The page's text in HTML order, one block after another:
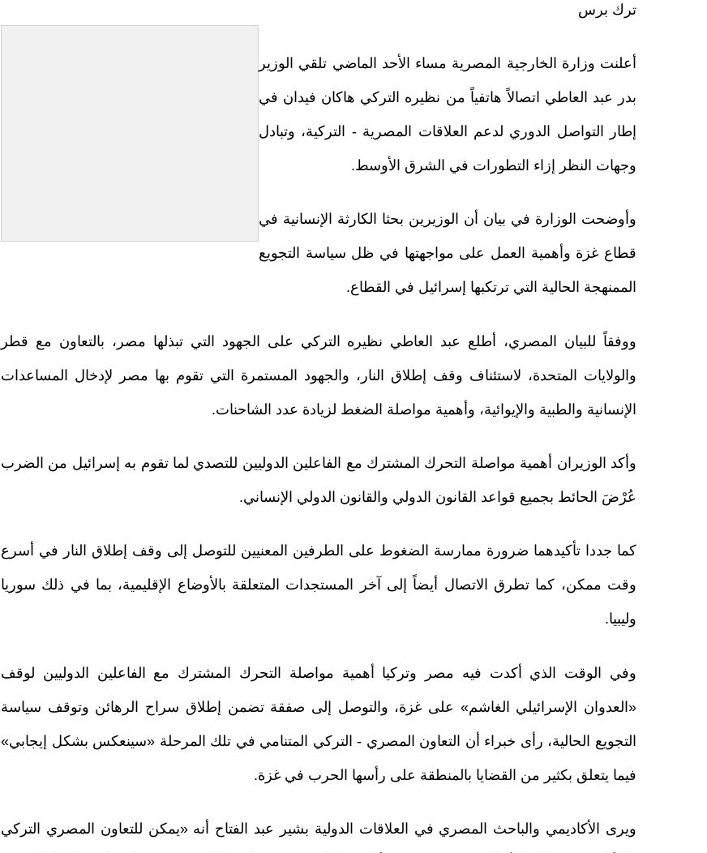
ترك برس
أعلنت وزارة الخارجية المصرية مساء الأحد الماضي تلقي الوزير
بدر عبد العاطي اتصالاً هاتفياً من نظيره التركي هاكان فيدان في
إطار التواصل الدوري لدعم العلاقات المصرية - التركية، وتبادل
وجهات النظر إزاء التطورات في الشرق الأوسط.
وأوضحت الوزارة في بيان أن الوزيرين بحثا الكارثة الإنسانية في
قطاع غزة وأهمية العمل على مواجهتها في ظل سياسة التجويع
الممنهجة الحالية التي ترتكبها إسرائيل في القطاع.
ووفقاً للبيان المصري، أطلع عبد العاطي نظيره التركي على الجهود التي تبذلها مصر، بالتعاون مع قطر
والولايات المتحدة، لاستئناف وقف إطلاق النار، والجهود المستمرة التي تقوم بها مصر لإدخال المساعدات
الإنسانية والطبية والإيوائية، وأهمية مواصلة الضغط لزيادة عدد الشاحنات.
وأكد الوزيران أهمية مواصلة التحرك المشترك مع الفاعلين الدوليين للتصدي لما تقوم به إسرائيل من الضرب
عُرْضَ الحائط بجميع قواعد القانون الدولي والقانون الدولي الإنساني.
كما جددا تأكيدهما ضرورة ممارسة الضغوط على الطرفين المعنيين للتوصل إلى وقف إطلاق النار في أسرع
وقت ممكن، كما تطرق الاتصال أيضاً إلى آخر المستجدات المتعلقة بالأوضاع الإقليمية، بما في ذلك سوريا
وليبيا.
وفي الوقت الذي أكدت فيه مصر وتركيا أهمية مواصلة التحرك المشترك مع الفاعلين الدوليين لوقف
«العدوان الإسرائيلي الغاشم» على غزة، والتوصل إلى صفقة تضمن إطلاق سراح الرهائن وتوقف سياسة
التجويع الحالية، رأى خبراء أن التعاون المصري - التركي المتنامي في تلك المرحلة «سينعكس بشكل إيجابي»
فيما يتعلق بكثير من القضايا بالمنطقة على رأسها الحرب في غزة.
ويرى الأكاديمي والباحث المصري في العلاقات الدولية بشير عبد الفتاح أنه «يمكن للتعاون المصري التركي